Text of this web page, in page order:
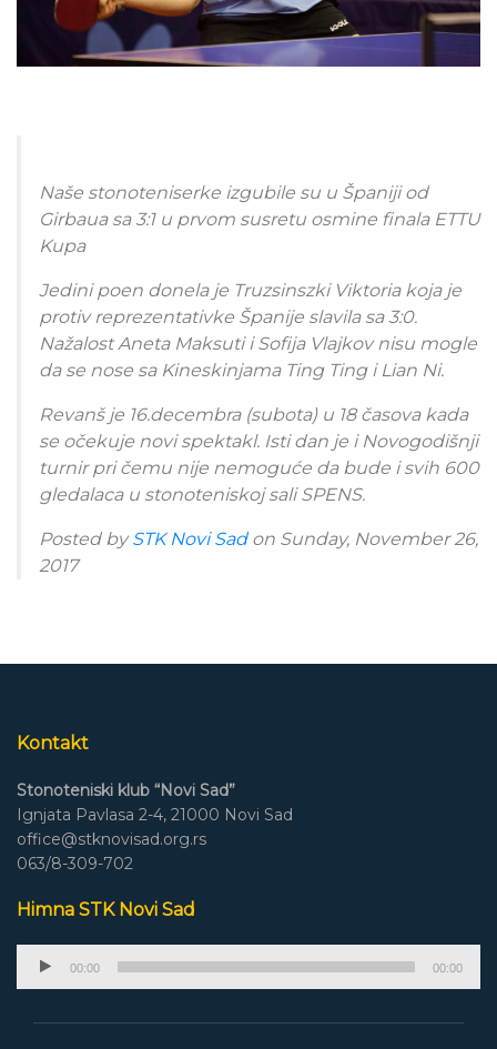
Naše stonoteniserke izgubile su u Španiji od
Girbaua sa 3:1 u prvom susretu osmine finala ETTU
Kupa
Jedini poen donela je Truzsinszki Viktoria koja je
protiv reprezentativke Španije slavila sa 3:0.
Nažalost Aneta Maksuti i Sofija Vlajkov nisu mogle
da se nose sa Kineskinjama Ting Ting i Lian Ni.
Revanš je 16.decembra (subota) u 18 časova kada
se očekuje novi spektakl. Isti dan je i Novogodišnji
turnir pri čemu nije nemoguće da bude i svih 600
gledalaca u stonoteniskoj sali SPENS.
Posted bySTK Novi Sadon Sunday, November 26,
2017
Kontakt
Stonoteniski klub “Novi Sad”
Ignjata Pavlasa 2-4, 21000 Novi Sad
office@stknovisad.org.rs
063/8-309-702
Himna STK Novi Sad
Audio
00:00 00:00